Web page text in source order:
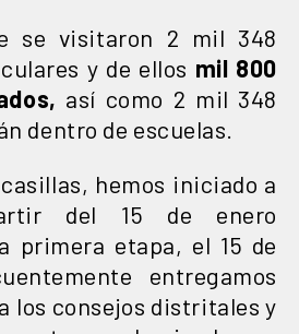
se visitaron 2 mil 348
y de ellos mil 800
así como 2 mil 348
dentro de escuelas.
casillas, hemos iniciado a
del 15 de enero
primera etapa, el 15 de
entregamos
los consejos distritales y